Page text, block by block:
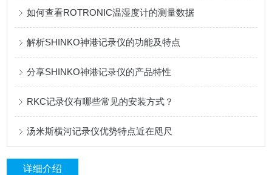
如何查看ROTRONIC温湿度计的测量数据
解析SHINKO神港记录仪的功能及特点
分享SHINKO神港记录仪的产品特性
RKC记录仪有哪些常见的安装方式？
汤米斯横河记录仪优势特点近在咫尺
详细介绍